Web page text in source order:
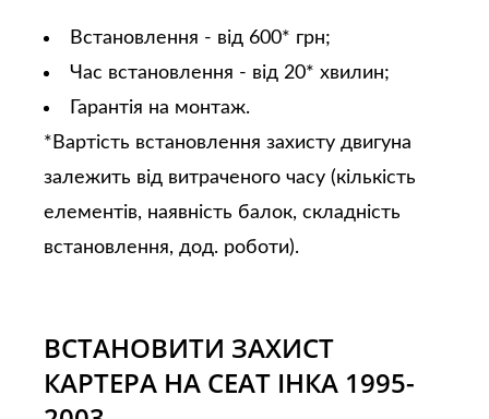
ВСТАНОВИТИ ЗАХИСТ
КАРТЕРА НА СЕАТ ІНКА 1995-
Встановлення - від 600* грн;
Час встановлення - від 20* хвилин;
Гарантія на монтаж.
*Вартість встановлення захисту двигуна
залежить від витраченого часу (кількість
елементів, наявність балок, складність
встановлення, дод. роботи).